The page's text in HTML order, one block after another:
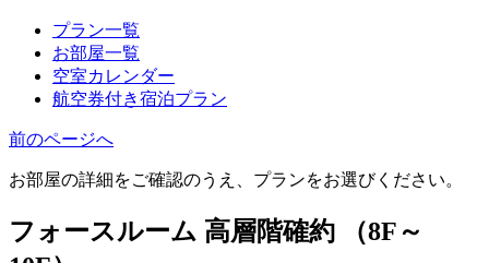
プラン一覧
お部屋一覧
空室カレンダー
航空券付き宿泊プラン
前のページへ
お部屋の詳細をご確認のうえ、プランをお選びください。
フォースルーム 高層階確約 （8F～